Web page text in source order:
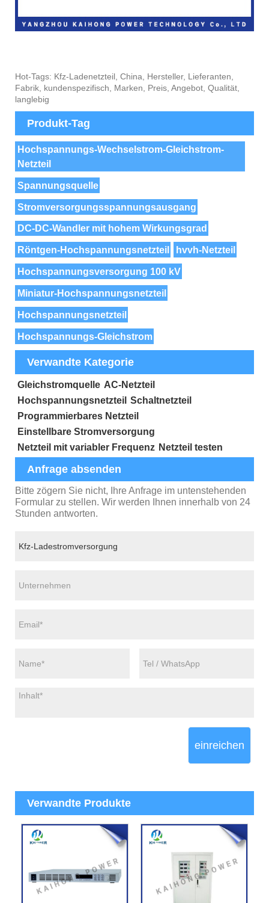
Hot-Tags: Kfz-Ladenetzteil, China, Hersteller, Lieferanten,
Fabrik, kundenspezifisch, Marken, Preis, Angebot, Qualität,
langlebig
Produkt-Tag
Hochspannungs-Wechselstrom-Gleichstrom-
Netzteil
Spannungsquelle
Stromversorgungsspannungsausgang
DC-DC-Wandler mit hohem Wirkungsgrad
Röntgen-Hochspannungsnetzteil hvvh-Netzteil
Hochspannungsversorgung 100 kV
Miniatur-Hochspannungsnetzteil
Hochspannungsnetzteil
Hochspannungs-Gleichstrom
Verwandte Kategorie
Gleichstromquelle AC-Netzteil
Hochspannungsnetzteil Schaltnetzteil
Programmierbares Netzteil
Einstellbare Stromversorgung
Netzteil mit variabler Frequenz Netzteil testen
Anfrage absenden
Bitte zögern Sie nicht, Ihre Anfrage im untenstehenden
Formular zu stellen. Wir werden Ihnen innerhalb von 24
Stunden antworten.
einreichen
Verwandte Produkte